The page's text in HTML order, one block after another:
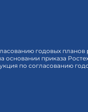
годовых планов
основании приказа
по согласованию